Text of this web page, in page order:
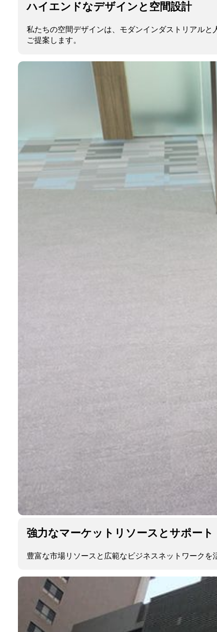
ハイエンドなデザインと空間設計
私たちの空間デザインは、モダンインダストリアル
ご提案します。
強力なマーケットリソースとサポート
豊富な市場リソースと広範なビジネスネットワーク